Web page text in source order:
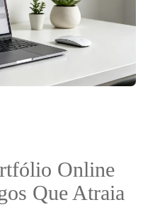
Online
Que Atraia